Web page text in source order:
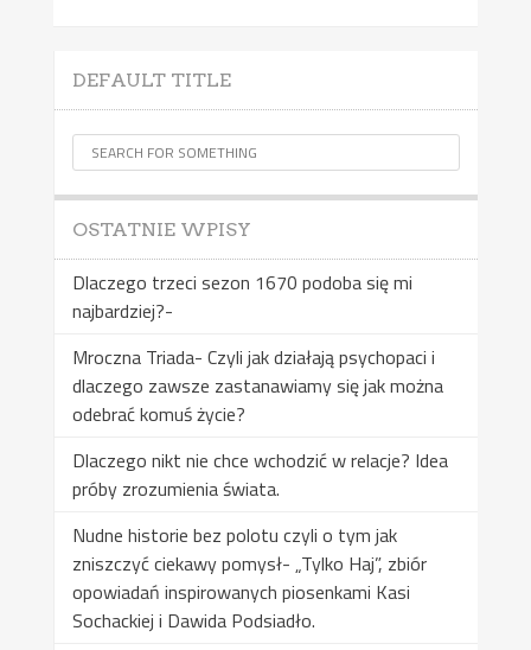
DEFAULT TITLE
OSTATNIE WPISY
Dlaczego trzeci sezon 1670 podoba się mi
najbardziej?-
Mroczna Triada- Czyli jak działają psychopaci i
dlaczego zawsze zastanawiamy się jak można
odebrać komuś życie?
Dlaczego nikt nie chce wchodzić w relacje? Idea
próby zrozumienia świata.
Nudne historie bez polotu czyli o tym jak
zniszczyć ciekawy pomysł- „Tylko Haj”, zbiór
opowiadań inspirowanych piosenkami Kasi
Sochackiej i Dawida Podsiadło.